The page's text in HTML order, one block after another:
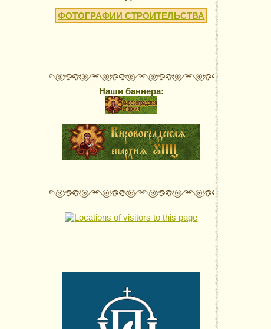
ФОТОГРАФИИ СТРОИТЕЛЬСТВА
Наши баннера: